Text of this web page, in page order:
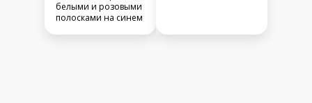
белыми и розовыми
полосками на синем